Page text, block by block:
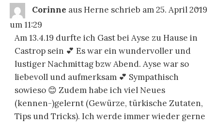
Corinne ausHerne schrieb am25. April 2019
um11:29
Am 13.4.19 durfte ich Gast bei Ayse zu Hause in
Castrop sein 💕 Es war ein wundervoller und
lustiger Nachmittag bzw Abend. Ayse war so
liebevoll und aufmerksam 💕 Sympathisch
sowieso 😊 Zudem habe ich viel Neues
(kennen-)gelernt (Gewürze, türkische Zutaten,
Tips und Tricks). Ich werde immer wieder gerne
...